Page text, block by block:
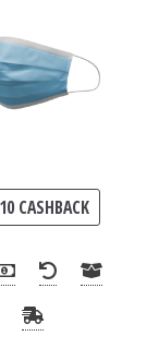
CASHBACK